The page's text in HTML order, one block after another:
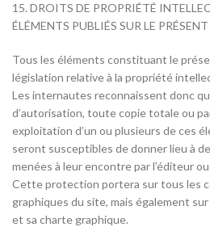
15. DROITS DE PROPRIÉTÉ
ÉLÉMENTS PUBLIÉS SUR LE
Tous les éléments constituant le
législation relative à la propriété
Les internautes reconnaissent donc
d’autorisation, toute copie totale ou
exploitation d’un ou plusieurs de ces
seront susceptibles de donner lieu à
menées à leur encontre par l’éditeur
Cette protection portera sur tous les
graphiques du site, mais également
et sa charte graphique.